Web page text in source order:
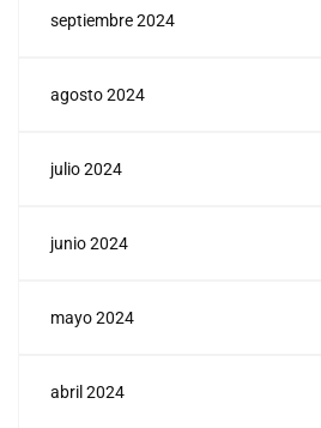
septiembre 2024
agosto 2024
julio 2024
junio 2024
mayo 2024
abril 2024